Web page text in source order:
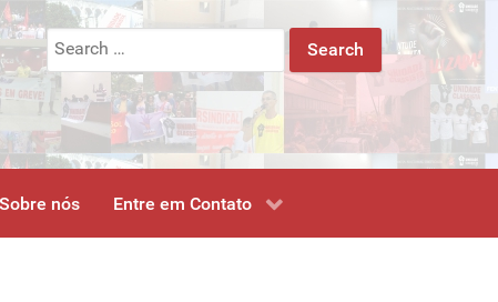
Search
for:
Sobre nós Entre em Contato